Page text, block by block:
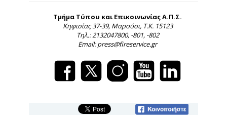
Τμήμα Τύπου και Επικοινωνίας Α.Π.Σ.
Κηφισίας 37-39, Μαρούσι, Τ.Κ. 15123
Τηλ.: 2132047800, -801, -802
Email: press@fireservice.gr